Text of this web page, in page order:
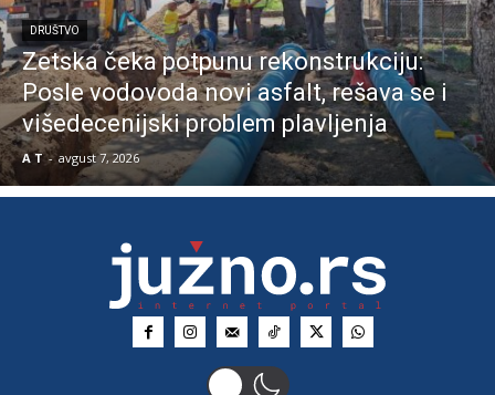
DRUŠTVO
Zetska čeka potpunu rekonstrukciju:
Posle vodovoda novi asfalt, rešava se i
višedecenijski problem plavljenja
A T - avgust 7, 2026